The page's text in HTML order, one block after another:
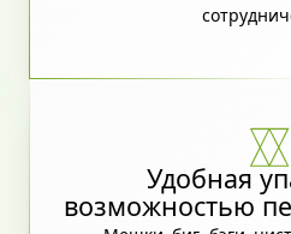
Удобная
возможностью